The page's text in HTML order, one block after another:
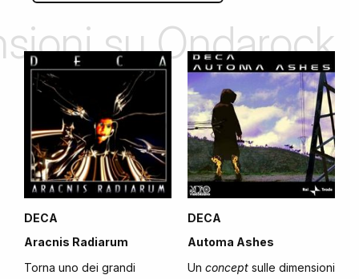
su Ondarock
DECA
Aracnis Radiarum
Torna uno dei grandi
DECA
Automa Ashes
Un concept sulle dimensioni